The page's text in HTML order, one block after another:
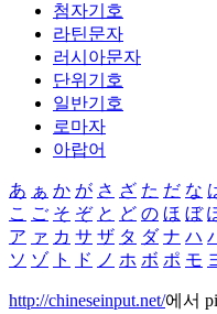
첨자기호
라틴문자
러시아문자
단위기호
일반기호
로마자
아랍어
あ ぁ か が さ ざ た だ な
こ ご そ ぞ と ど の ほ ぼ
ア ァ カ サ ザ タ ダ ナ ハ
ソ ゾ ト ド ノ ホ ボ ポ モ
http://chineseinput.net/에서